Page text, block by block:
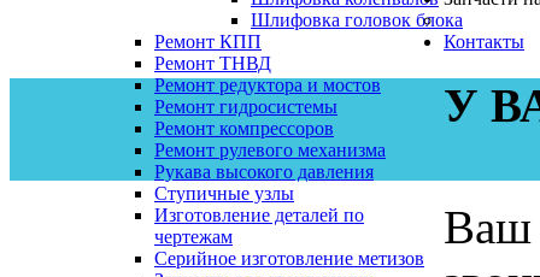
Шлифовка головок блока
Ремонт КПП
Ремонт ТНВД
Ремонт редуктора и мостов
Ремонт гидросистемы
Ремонт компрессоров
Ремонт рулевого механизма
Рукава высокого давления
Ступичные узлы
Изготовление деталей по
чертежам
Серийное изготовление метизов
Контакты
У
Ваш